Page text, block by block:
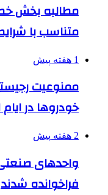
مطالبه بخش
متناسب با
1 هفته پیش
ممنوعیت
خودروها در ایام
2 هفته پیش
واحدهای صنعتی
فراخوانده شدند